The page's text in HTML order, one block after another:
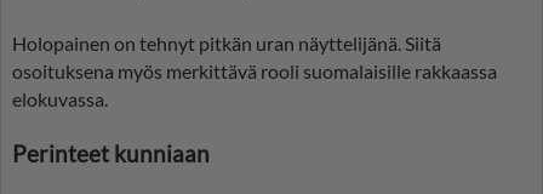
Holopainen on tehnyt pitkän uran näyttelijänä. Siitä
osoituksena myös merkittävä rooli suomalaisille rakkaassa
elokuvassa.
Perinteet kunniaan